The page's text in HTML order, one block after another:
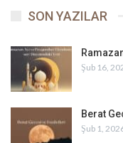
SON YAZILAR
Şub 16,
Berat
Şub 1,